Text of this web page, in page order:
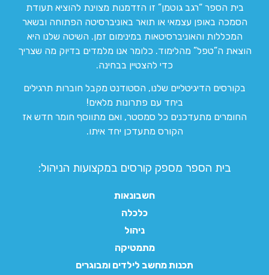
בית הספר “רגב גוטמן” זו הזדמנות מצוינת להוציא תעודת
הסמכה באופן עצמאי או תואר באוניברסיטה הפתוחה ובשאר
המכללות והאוניברסיטאות במינימום זמן. השיטה שלנו היא
הוצאת ה”טפל” מהלימוד. כלומר אנו מלמדים בדיוק מה שצריך
כדי להצטיין בבחינה.
בקורסים הדיגיטליים שלנו, הסטודנט מקבל חוברות תרגילים
ביחד עם פתרונות מלאים!
החומרים מתעדכנים כל סמסטר, ואם מתווסף חומר חדש אז
הקורס מתעדכן יחד איתו.
בית הספר מספק קורסים במקצועות הניהול:
חשבונאות
כלכלה
ניהול
מתמטיקה
תכנות מחשב לילדים ומבוגרים